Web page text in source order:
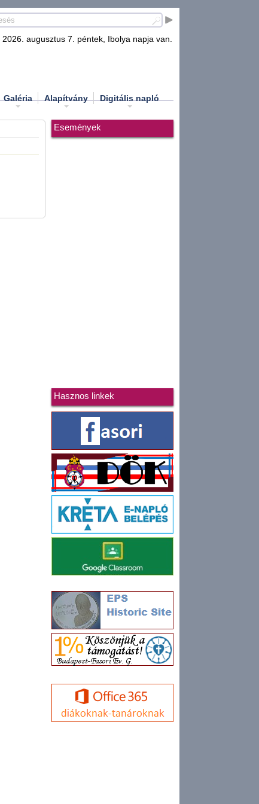
2026. augusztus 7. péntek, Ibolya napja van.
Galéria Alapítvány Digitális napló
Események
Hasznos linkek